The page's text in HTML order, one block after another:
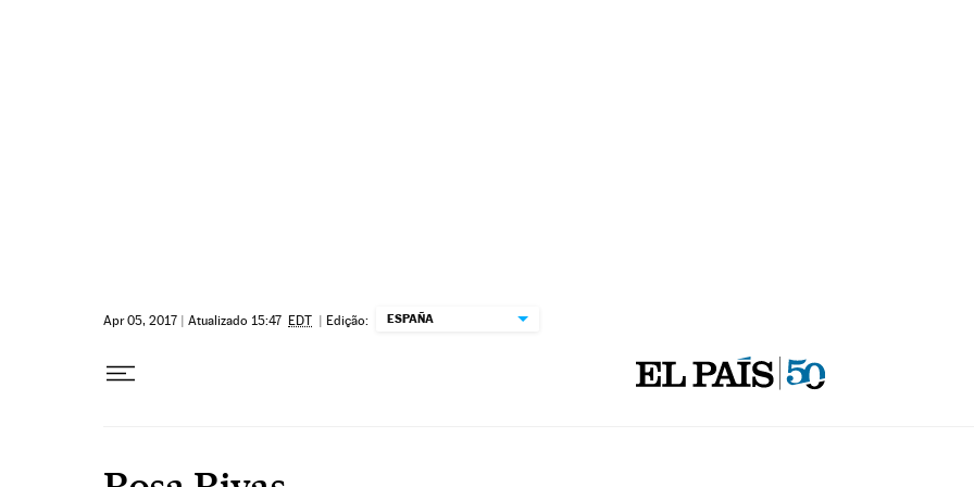
Apr 05, 2017 | Atualizado 15:47 EDT | Edição: ESPAÑA